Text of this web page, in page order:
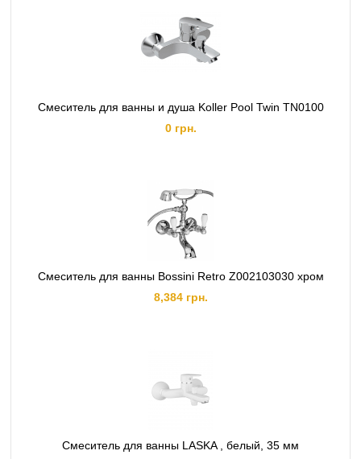
Смеситель для ванны и душа Koller Pool Twin TN0100
0 грн.
Смеситель для ванны Bossini Retro Z002103030 хром
8,384 грн.
Смеситель для ванны LASKA , белый, 35 мм